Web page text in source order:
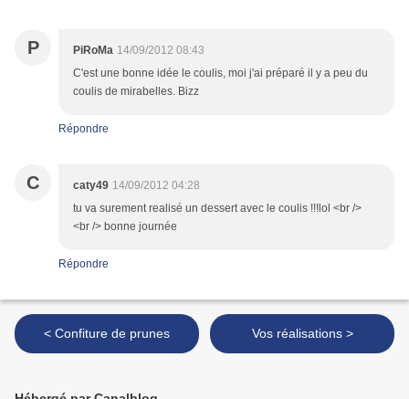
P PiRoMa 14/09/2012 08:43
C'est une bonne idée le coulis, moi j'ai préparé il y a peu du
coulis de mirabelles. Bizz
Répondre
C caty49 14/09/2012 04:28
tu va surement realisé un dessert avec le coulis !!!lol <br />
<br /> bonne journée
Répondre
< Confiture de prunes Vos réalisations >